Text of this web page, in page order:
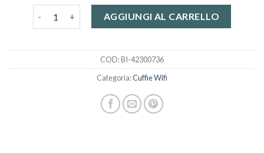
cuffie wifi quantitàAGGIUNGI AL CARRELLO
COD:BI-42300736
Categoria:Cuffie Wifi